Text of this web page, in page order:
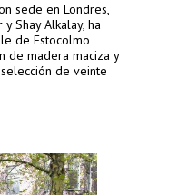
sede en Londres,
Shay Alkalay, ha
de Estocolmo
de madera maciza y
de veinte